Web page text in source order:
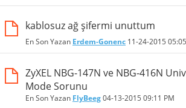
kablosuz ağ şifermi unuttum
En Son Yazan Erdem-Gonenc 11-24-2015
ZyXEL NBG-147N ve NBG-416N
Mode Sorunu
En Son Yazan FlyBeeg04-13-2015 09:11 PM